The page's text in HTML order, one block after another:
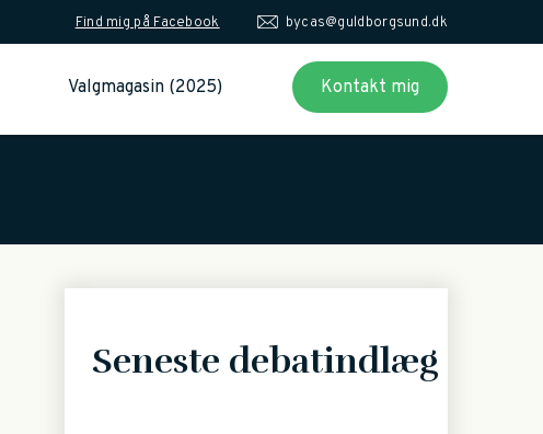
Find mig på Facebook bycas@guldborgsund.dk
Valgmagasin (2025) Kontakt mig
Seneste debatindlæg